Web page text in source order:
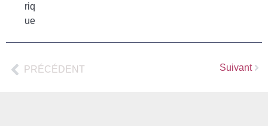
riq
ue
PRÉCÉDENT Suivant